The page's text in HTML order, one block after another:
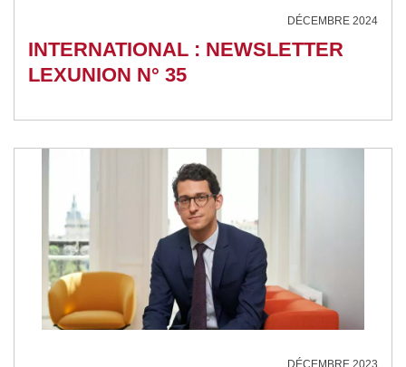
DÉCEMBRE 2024
INTERNATIONAL : NEWSLETTER
LEXUNION N° 35
DÉCEMBRE 2023